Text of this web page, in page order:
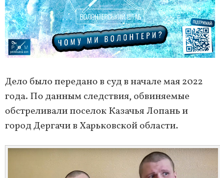
Дело было передано в суд в начале мая 2022
года. По данным следствия, обвиняемые
обстреливали поселок Казачья Лопань и
город Дергачи в Харьковской области.